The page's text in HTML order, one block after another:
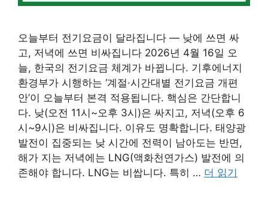
오늘부터 전기요금이 달라집니다 — 낮에 쓰면 싸
고, 저녁에 쓰면 비싸집니다 2026년 4월 16일 오
늘, 한국의 전기요금 체계가 바뀝니다. 기후에너지
환경부가 시행하는 ‘계절·시간대별 전기요금 개편
안’이 오늘부터 본격 적용됩니다. 핵심은 간단합니
다. 낮(오전 11시~오후 3시)은 싸지고, 저녁(오후 6
시~9시)은 비싸집니다. 이유도 명확합니다. 태양광
발전이 집중되는 낮 시간에 전력이 남아도는 반면,
해가 지는 저녁에는 LNG(액화천연가스) 발전에 의
존해야 합니다. LNG는 비쌉니다. 특히 … 더 읽기